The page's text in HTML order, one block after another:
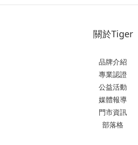
關於Tiger
品牌介紹
專業認證
公益活動
媒體報導
門市資訊
部落格